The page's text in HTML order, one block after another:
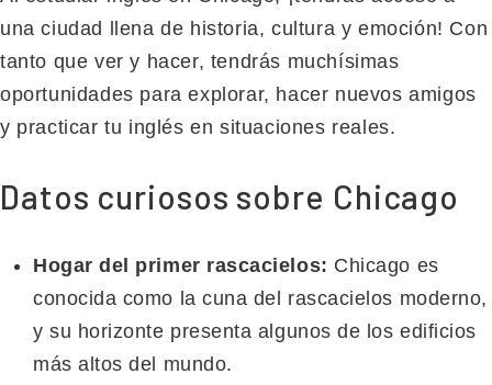
una ciudad llena de historia, cultura y emoción! Con
tanto que ver y hacer, tendrás muchísimas
oportunidades para explorar, hacer nuevos amigos
y practicar tu inglés en situaciones reales.
Datos curiosos sobre Chicago
Hogar del primer rascacielos: Chicago es
conocida como la cuna del rascacielos moderno,
y su horizonte presenta algunos de los edificios
más altos del mundo.